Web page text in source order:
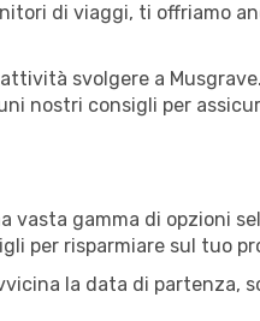
di viaggi, ti offriamo
svolgere a
nostri consigli per
vasta gamma di opzioni
per risparmiare sul tuo
la data di partenza,